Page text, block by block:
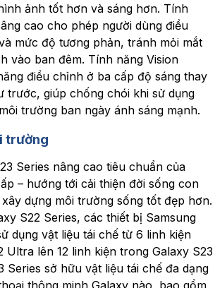
ảnh tốt hơn và sáng hơn. Tính
cao cho phép người dùng điều
mức độ tương phản, tránh mỏi mắt
vào ban đêm. Tính năng Vision
điều chỉnh ở ba cấp độ sáng thay
trước, giúp chống chói khi sử dụng
trường ban ngày ánh sáng mạnh.
trường
Series nâng cao tiêu chuẩn của
– hướng tới cải thiện đời sống con
dựng môi trường sống tốt đẹp hơn.
S22 Series, các thiết bị Samsung
dụng vật liệu tái chế từ 6 linh kiện
Ultra lên 12 linh kiện trong Galaxy S23
Series sở hữu vật liệu tái chế đa dạng
thông minh Galaxy nào, bao gồm